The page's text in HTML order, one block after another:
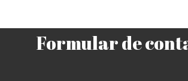
Formular de